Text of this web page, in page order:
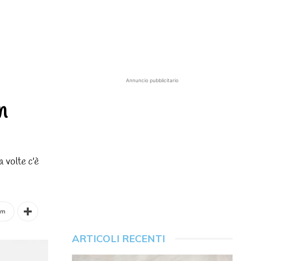
volte c'è
Annuncio pubblicitario
ARTICOLI RECENTI